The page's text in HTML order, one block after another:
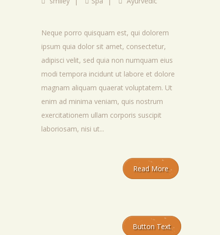
Neque porro quisquam est, qui dolorem
ipsum quia dolor sit amet, consectetur,
adipisci velit, sed quia non numquam eius
modi tempora incidunt ut labore et dolore
magnam aliquam quaerat voluptatem. Ut
enim ad minima veniam, quis nostrum
exercitationem ullam corporis suscipit
laboriosam, nisi ut...
Read More
Button Text